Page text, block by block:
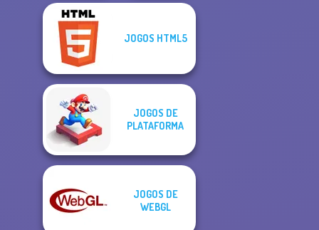
Madness Driver
Vertigo City
Casual
JOGOS HTML5
JOGOS DE
PLATAFORMA
JOGOS DE
WEBGL